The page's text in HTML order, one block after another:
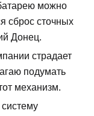
можно
сброс сточных
Донец.
страдает
подумать
механизм.